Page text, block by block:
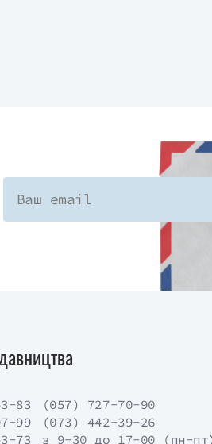
83
(057) 727-70-90
99
(073) 442-39-26
73
з 9-30 до 17-00 (пн-